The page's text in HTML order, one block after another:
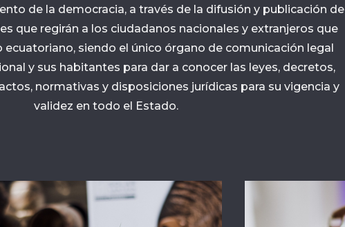
de la democracia, a través de la difusión y publicación de
que regirán a los ciudadanos nacionales y extranjeros que
siendo el único órgano de comunicación legal
y sus habitantes para dar a conocer las leyes, decretos,
normativas y disposiciones jurídicas para su vigencia y
validez en todo el Estado.